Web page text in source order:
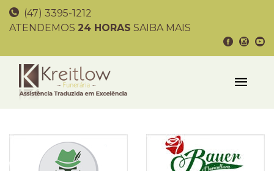
(47) 3395-1212
ATENDEMOS 24 HORAS SAIBA MAIS